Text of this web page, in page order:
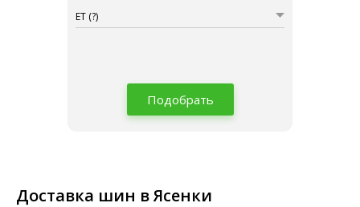
ET (?)
Подобрать
Доставка шин в Ясенки